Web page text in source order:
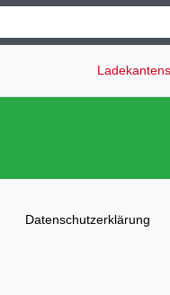
Daten­schutz­erklärung